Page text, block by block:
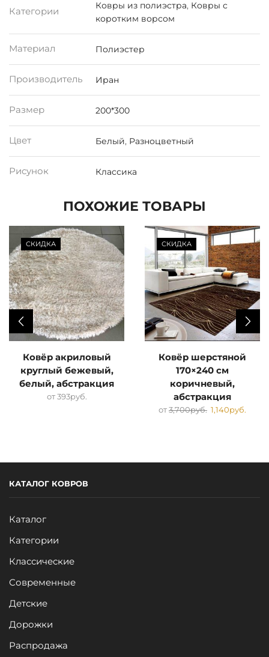
Категории
Ковры из полиэстра, Ковры с
коротким ворсом
Материал Полиэстер
Производитель Иран
Размер 200*300
Цвет Белый, Разноцветный
Рисунок Классика
ПОХОЖИЕ ТОВАРЫ
СКИДКА
Ковёр акриловый
круглый бежевый,
белый, абстракция
от393руб.
СКИДКА
Ковёр шерстяной
170×240 см
коричневый,
абстракция
от3,700руб. 1,140руб.
КАТАЛОГ КОВРОВ
Каталог
Категории
Классические
Современные
Детские
Дорожки
Распродажа